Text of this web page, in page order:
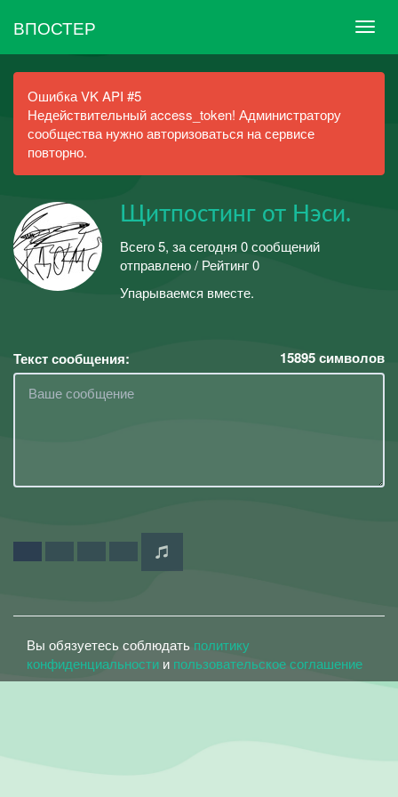
ВПОСТЕР
Ошибка VK API #5
Недействительный access_token! Администратору
сообщества нужно авторизоваться на сервисе
повторно.
Щитпостинг от Нэси.
Всего 5, за сегодня 0 сообщений
отправлено / Рейтинг 0
Упарываемся вместе.
Текст сообщения: 15895символов
Вы обязуетесь соблюдать политику
конфиденциальности и пользовательское соглашение